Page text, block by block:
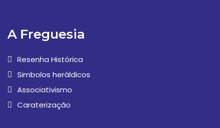
A Freguesia
Resenha Histórica
Simbolos heráldicos
Associativismo
Caraterização